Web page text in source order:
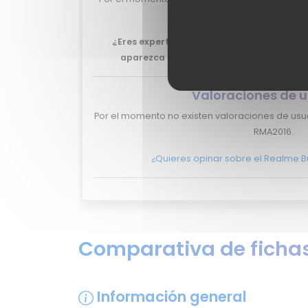
¿Eres experto y quieres que tu review del
aparezca aquí?
Valoraciones de
Por el momento no existen valoraciones de
RMA2016.
¿Quieres opinar sobre el Realme
Comparativa de
Información general